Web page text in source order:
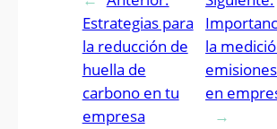
Estrategias para
la reducción de
huella de
carbono en tu
empresa
la
emisiones
en
→